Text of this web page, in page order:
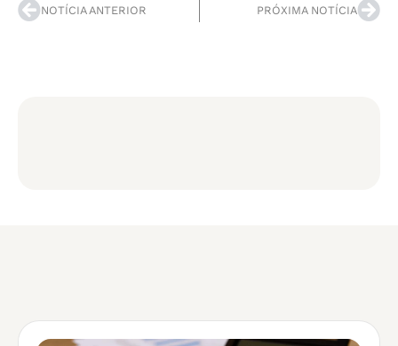
NOTÍCIA ANTERIOR PRÓXIMA NOTÍCIA